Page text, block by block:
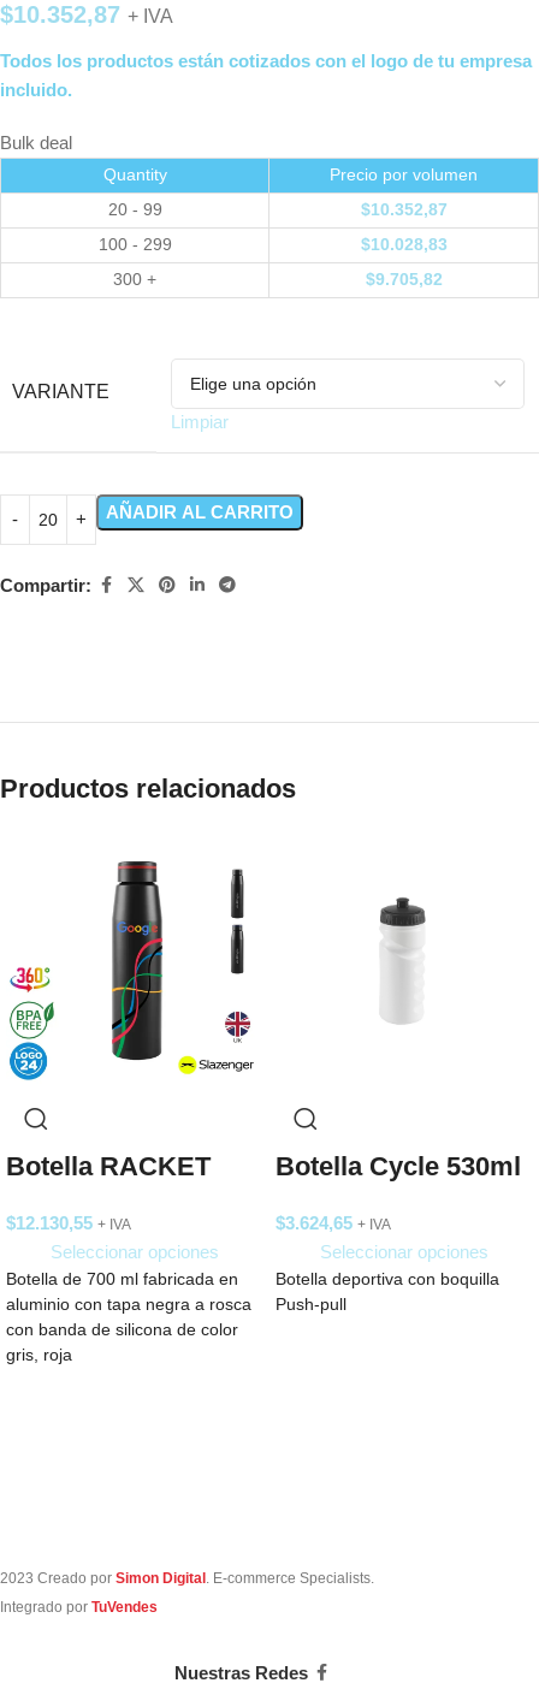
$10.352,87 + IVA
Todos los productos están cotizados con el logo de tu empresa
incluido.
Bulk deal
Quantity
Precio por volumen
20 - 99
$10.352,87
100 - 299
$10.028,83
300 +
$9.705,82
VARIANTE
Limpiar
AÑADIR AL CARRITO
Compartir:
Productos relacionados
Botella RACKET
$12.130,55 + IVA
Seleccionar opciones
Botella de 700 ml fabricada en
aluminio con tapa negra a rosca
con banda de silicona de color
gris, roja
Botella Cycle 530ml
$3.624,65 + IVA
Seleccionar opciones
Botella deportiva con boquilla
Push-pull
2023 Creado por Simon Digital . E-commerce Specialists.
Integrado por TuVendes
Nuestras Redes